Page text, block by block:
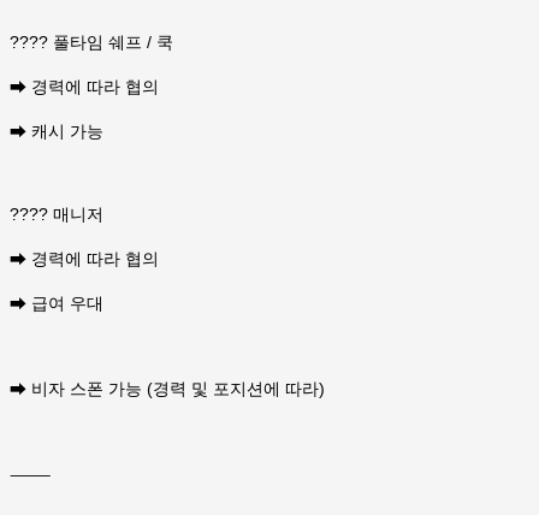
???? 풀타임 쉐프 / 쿡
➡ 경력에 따라 협의
➡ 캐시 가능
???? 매니저
➡ 경력에 따라 협의
➡ 급여 우대
➡ 비자 스폰 가능 (경력 및 포지션에 따라)
⸻